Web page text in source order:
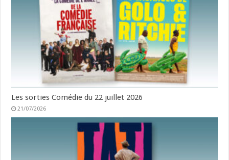
Les sorties Comédie du 22 juillet 2026
21/07/2026